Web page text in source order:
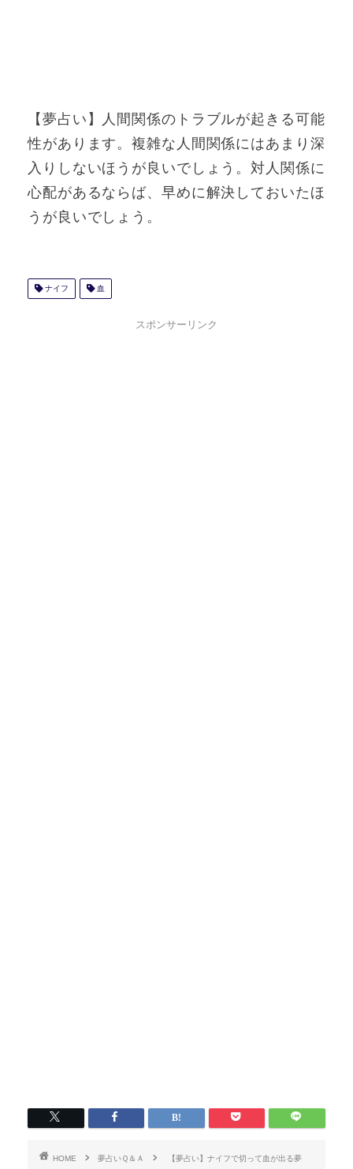
【夢占い】人間関係のトラブルが起きる可能
性があります。複雑な人間関係にはあまり深
入りしないほうが良いでしょう。対人関係に
心配があるならば、早めに解決しておいたほ
うが良いでしょう。
ナイフ 血
スポンサーリンク
HOME 夢占いＱ＆Ａ 【夢占い】ナイフで切って血が出る夢